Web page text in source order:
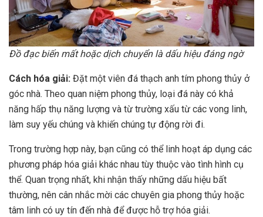
Đồ đạc biến mất hoặc dịch chuyển là dấu hiệu đáng ngờ
Cách hóa giải: Đặt một viên đá thạch anh tím phong thủy ở
góc nhà. Theo quan niệm phong thủy, loại đá này có khả
năng hấp thụ năng lượng và từ trường xấu từ các vong linh,
làm suy yếu chúng và khiến chúng tự động rời đi.
Trong trường hợp này, bạn cũng có thể linh hoạt áp dụng các
phương pháp hóa giải khác nhau tùy thuộc vào tình hình cụ
thể. Quan trọng nhất, khi nhận thấy những dấu hiệu bất
thường, nên cân nhắc mời các chuyên gia phong thủy hoặc
tâm linh có uy tín đến nhà để được hỗ trợ hóa giải.